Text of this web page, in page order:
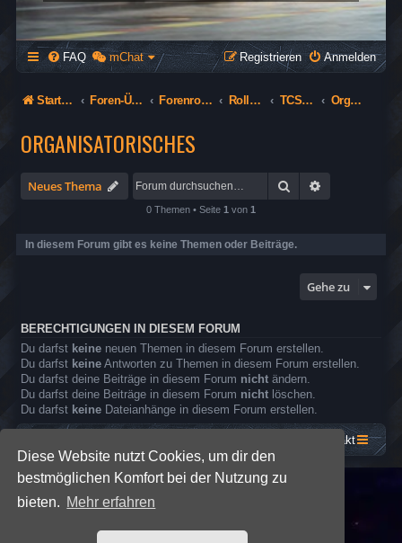
Diese Website nutzt Cookies, um dir den
bestmöglichen Komfort bei der Nutzung zu
bieten. Mehr erfahren
o
n
FAQ mChat Anmelden
Registrieren
Startseite Foren-Übersicht Forenrollenspiel (Öffentlich) Rollenspiel TCS Solaris Organisatorisches
ORGANISATORISCHES
Neues Thema Suche
0 Themen • Seite 1 von 1
In diesem Forum gibt es keine Themen oder Beiträge.
Gehe zu
BERECHTIGUNGEN IN DIESEM FORUM
Du darfst keine neuen Themen in diesem Forum erstellen.
Du darfst keine Antworten zu Themen in diesem Forum erstellen.
Du darfst deine Beiträge in diesem Forum nicht ändern.
Du darfst deine Beiträge in diesem Forum nicht löschen.
Du darfst keine Dateianhänge in diesem Forum erstellen.
Kontakt